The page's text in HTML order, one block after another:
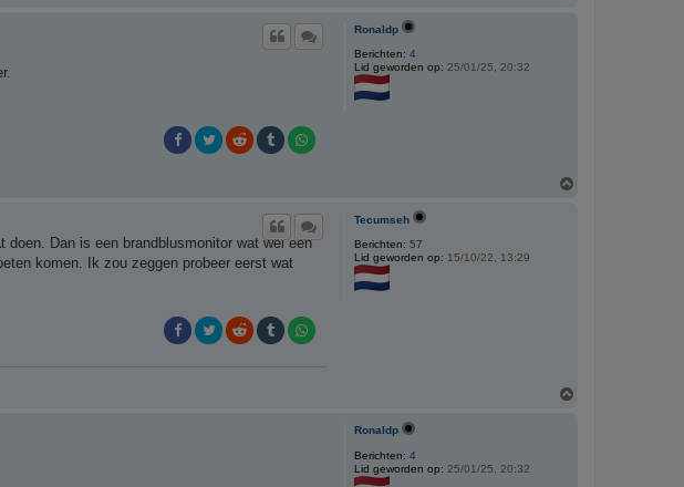
Ronaldp
Berichten: 4
Lid geworden op: 25/01/25, 20:32
Tecumseh
Berichten: 57
Lid geworden op: 15/10/22, 13:29
doen. Dan is een brandblusmonitor wat wel een
komen. Ik zou zeggen probeer eerst wat
Ronaldp
Berichten: 4
Lid geworden op: 25/01/25, 20:32